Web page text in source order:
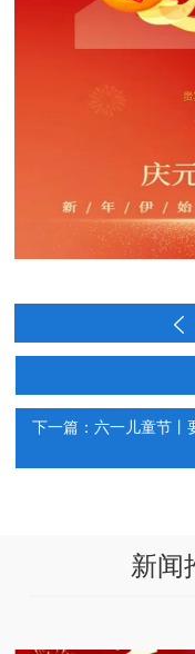
下一篇：六一儿童节丨
新闻